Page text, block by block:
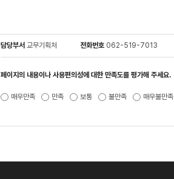
담당부서 교무기획처 전화번호 062-519-7013
페이지의 내용이나 사용편의성에 대한 만족도를 평가해 주세요.
매우만족 만족 보통 불만족 매우불만족